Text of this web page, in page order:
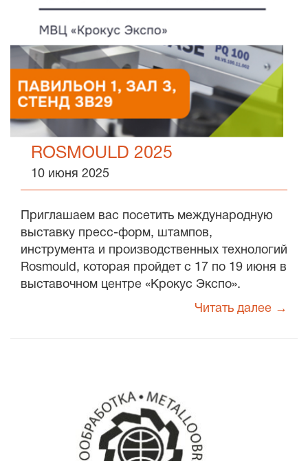
ROSMOULD 2025
10 июня 2025
Приглашаем вас посетить международную
выставку пресс-форм, штампов,
инструмента и производственных технологий
Rosmould, которая пройдет с 17 по 19 июня в
выставочном центре «Крокус Экспо».
Читать далее →